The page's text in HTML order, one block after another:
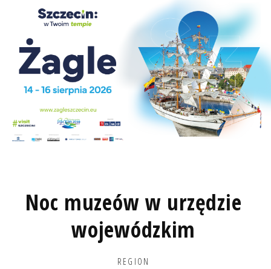
Noc muzeów w urzędzie
wojewódzkim
REGION